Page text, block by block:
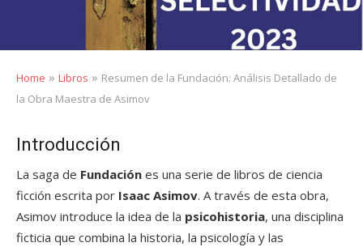
Home » Libros » Resumen de la Fundación: Análisis Detallado de
la Obra Maestra de Asimov
Introducción
La saga de Fundación es una serie de libros de ciencia
ficción escrita por Isaac Asimov. A través de esta obra,
Asimov introduce la idea de la psicohistoria, una disciplina
ficticia que combina la historia, la psicología y las